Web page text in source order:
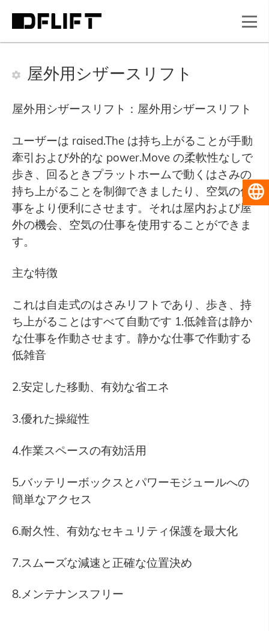
屋外用シザースリフト
屋外用シザースリフト：屋外用シザースリフト
ユーザーは raised.The は持ち上がることが手動
牽引および外的な power.Move の柔軟性なしで
歩き、回るときプラットホームで動くはさみの
持ち上がることを制御できましたり、空気の仕
事をより便利にさせます。それは屋内および屋
外の機会、空気の仕事を使用することができま
す。
主な特徴
これは自走式のはさみリフトであり、歩き、持
ち上がることはすべて自動です 1.低雑音は静か
な仕事を作動させます。静かな仕事で作動する
低雑音
2.安定した移動、有効な省エネ
3.優れた操縦性
4.作業スペースの有効活用
5.バッテリーボックスとパワーモジュールへの
簡単なアクセス
6.耐久性、有効なセキュリティ保護を最大化
7.スムーズな減速と正確な位置決め
8.メンテナンスフリー
日本語